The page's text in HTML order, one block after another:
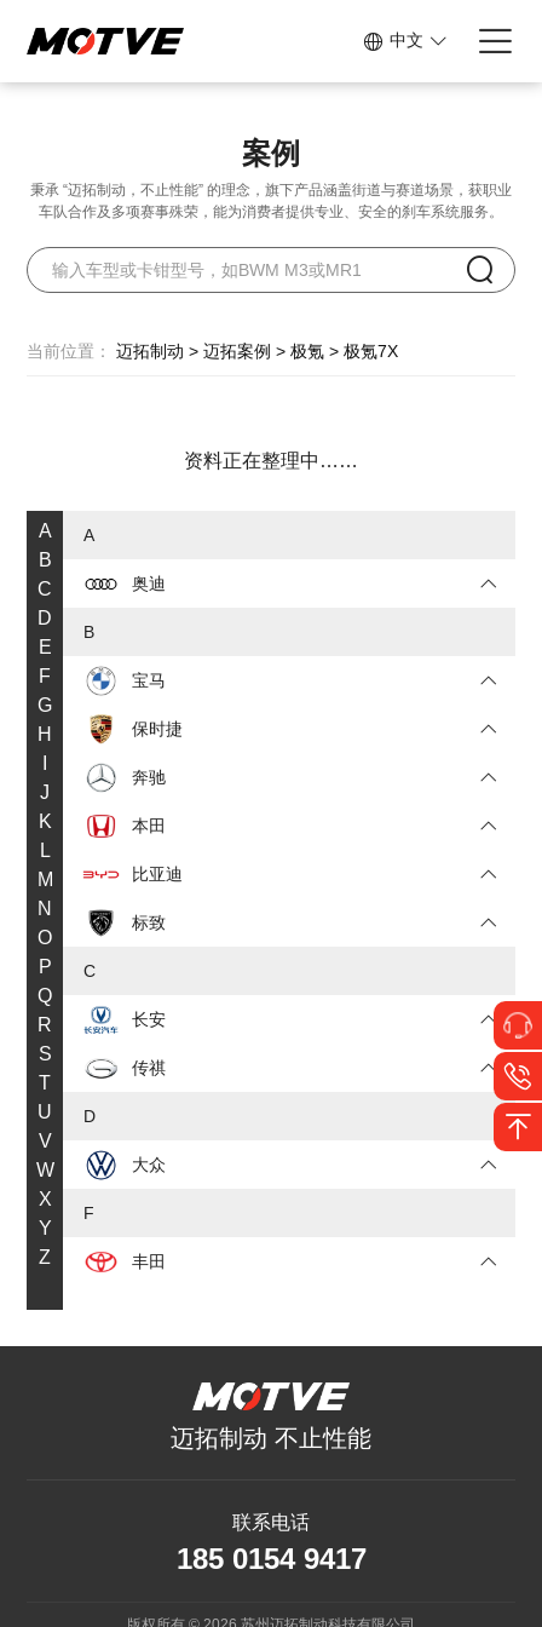
中文
案例
秉承 “迈拓制动，不止性能” 的理念，旗下产品涵盖街道与赛道场景， 获职业
车队合作及多项赛事殊荣，能为消费者提供专业、安全的刹车系统服务。
当前位置：迈拓制动 > 迈拓案例 > 极氪 > 极氪7X
资料正在整理中……
A
B
C
D
E
F
G
H
J
K
L
M
N
O
P
Q
R
S
T
U
V
W
X
Y
Z
A
奥迪
B
宝马
保时捷
奔驰
本田
比亚迪
标致
C
长安
传祺
D
大众
F
丰田
极氪001
迈拓制动 不止性能
联系电话
185 0154 9417